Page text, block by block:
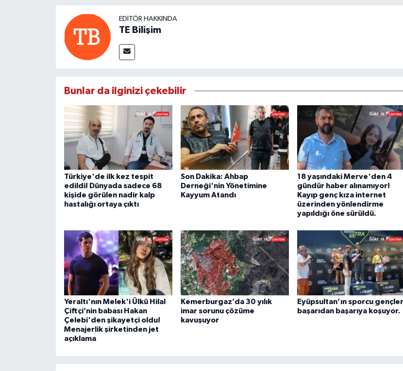
EDITÖR HAKKINDA
TE Bilişim
Bunlar da ilginizi çekebilir
Türkiye'de ilk kez tespit
edildi! Dünyada sadece 68
kişide görülen nadir kalp
hastalığı ortaya çıktı
Son Dakika: Ahbap
Derneği'nin Yönetimine
Kayyum Atandı
18 yaşındaki Merve'den 4
gündür haber alınamıyor!
Kayıp genç kıza internet
üzerinden yönlendirme
yapıldığı öne sürüldü.
Yeraltı'nın Melek'i Ülkü Hilal
Çiftçi’nin babası Hakan
Çelebi'den şikayetçi oldu!
Menajerlik şirketinden jet
açıklama
Kemerburgaz’da 30 yılık
imar sorunu çözüme
kavuşuyor
Eyüpsultan’ın sporcu
başarıdan başarıya koşuyor.